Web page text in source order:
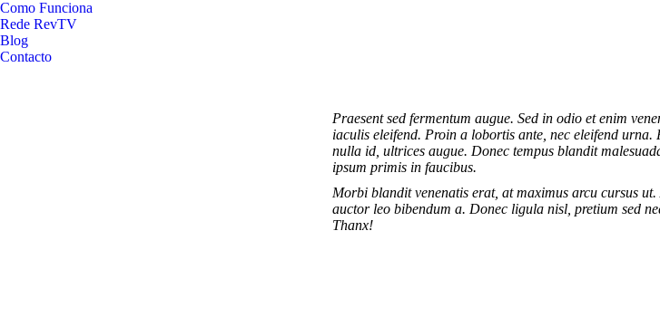
Como Funciona
Rede RevTV
Blog
Contacto
Praesent sed fermentum augue. Sed in odio et enim
iaculis eleifend. Proin a lobortis ante, nec eleifend urna.
nulla id, ultrices augue. Donec tempus blandit
ipsum primis in faucibus.
Morbi blandit venenatis erat, at maximus arcu cursus
auctor leo bibendum a. Donec ligula nisl, pretium sed
Thanx!